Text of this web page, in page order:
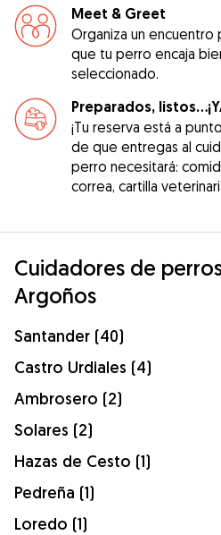
Meet & Greet
Organiza un
que tu perro encaja
seleccionado.
Preparados,
¡Tu reserva está a
de que entregas al
perro necesitará:
correa, cartilla
Cuidadores de
Argoños
Santander (40)
Castro Urdiales (4)
Ambrosero (2)
Solares (2)
Hazas de Cesto (1)
Pedreña (1)
Loredo (1)